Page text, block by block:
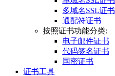
多域名SSL证书
通配符证书
按照证书功能分类:
电子邮件证书
代码签名证书
国密证书
证书工具